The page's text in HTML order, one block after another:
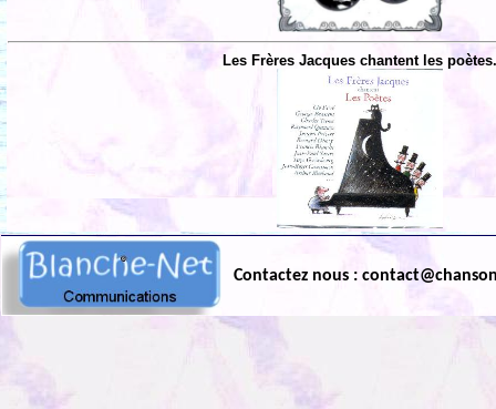
Les Frères Jacques chantent les poètes.
Contactez nous :